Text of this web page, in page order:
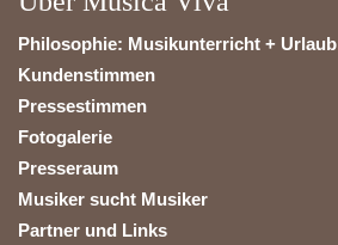
Philosophie: Musikunterricht + Urlaub
Kundenstimmen
Pressestimmen
Fotogalerie
Presseraum
Musiker sucht Musiker
Partner und Links